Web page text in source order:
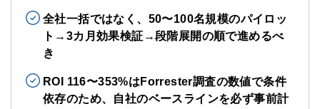
全社一括ではなく、50〜100名規模のパイロッ
ト→3カ月効果検証→段階展開の順で進めるべ
き
ROI 116〜353%はForrester調査の数値で条件
依存のため、自社のベースラインを必ず事前計